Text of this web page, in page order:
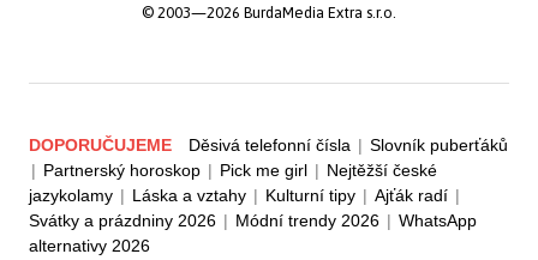
© 2003—2026 BurdaMedia Extra s.r.o.
DOPORUČUJEME Děsivá telefonní čísla | Slovník puberťáků
| Partnerský horoskop | Pick me girl | Nejtěžší české
jazykolamy | Láska a vztahy | Kulturní tipy | Ajťák radí |
Svátky a prázdniny 2026 | Módní trendy 2026 | WhatsApp
alternativy 2026